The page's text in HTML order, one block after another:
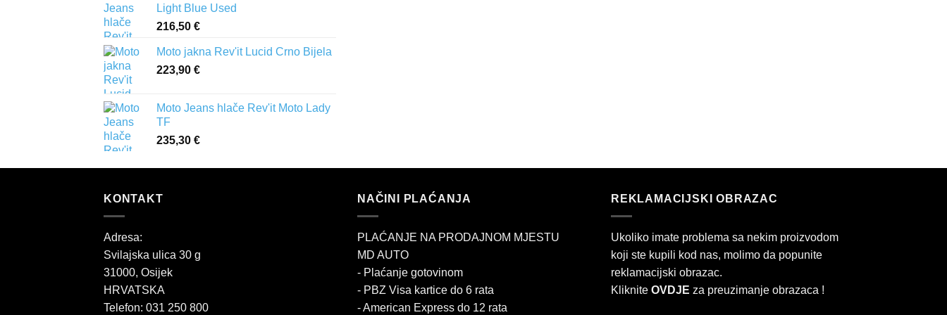
Light Blue Used
216,50 €
Moto jakna Rev'it Lucid Crno Bijela
223,90 €
Moto Jeans hlače Rev'it Moto Lady
TF
235,30 €
KONTAKT
Adresa:
Svilajska ulica 30 g
31000, Osijek
HRVATSKA
Telefon: 031 250 800
NAČINI PLAĆANJA
PLAĆANJE NA PRODAJNOM MJESTU
MD AUTO
- Plaćanje gotovinom
- PBZ Visa kartice do 6 rata
- American Express do 12 rata
REKLAMACIJSKI OBRAZAC
Ukoliko imate problema sa nekim proizvodom
koji ste kupili kod nas, molimo da popunite
reklamacijski obrazac.
Kliknite OVDJE za preuzimanje obrazaca !